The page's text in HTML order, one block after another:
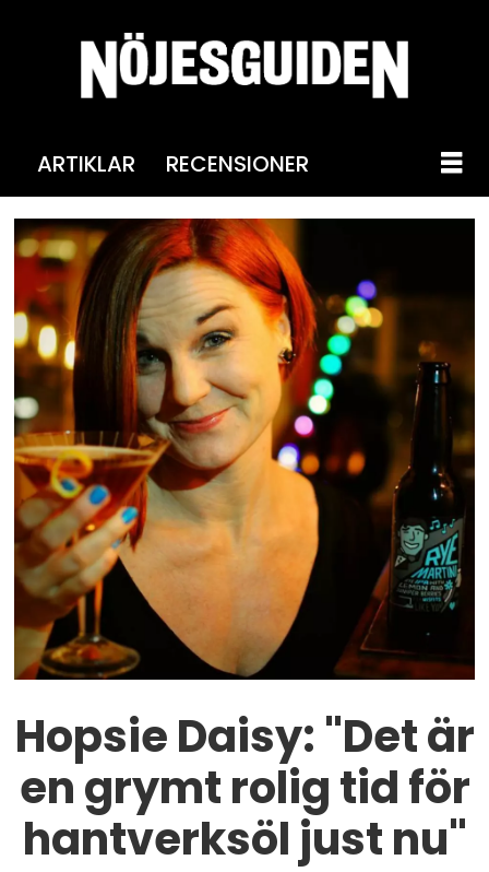
ARTIKLAR RECENSIONER
Hopsie Daisy: "Det är
en grymt rolig tid för
hantverksöl just nu"